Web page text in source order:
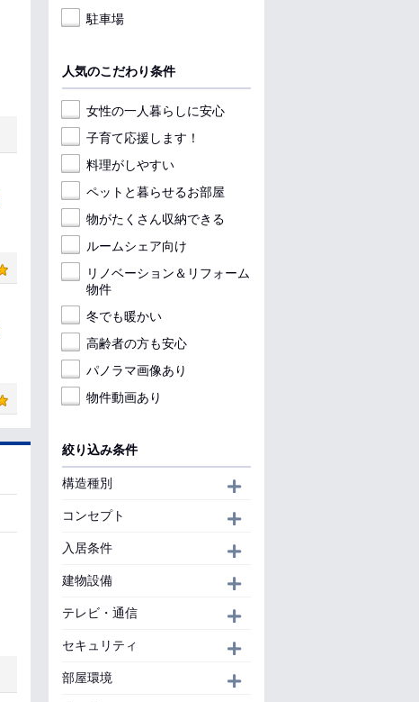
駐車場
人気のこだわり条件
女性の一人暮らしに安心
子育て応援します！
料理がしやすい
ペットと暮らせるお部屋
物がたくさん収納できる
ルームシェア向け
リノベーション＆リフォーム
物件
冬でも暖かい
高齢者の方も安心
パノラマ画像あり
物件動画あり
絞り込み条件
構造種別
コンセプト
入居条件
建物設備
テレビ・通信
セキュリティ
部屋環境